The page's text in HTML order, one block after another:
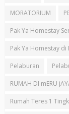
MORATORIUM
Pak Ya Homestay
Pak Ya Homestay di
Pelaburan
RUMAH DI mERU
Rumah Teres 1